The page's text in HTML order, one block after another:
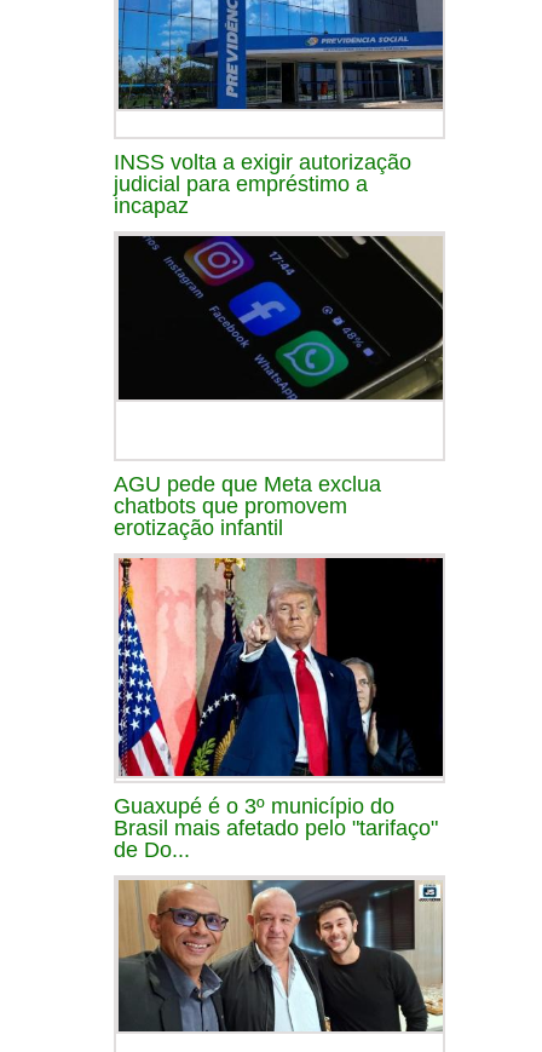
INSS volta a exigir autorização
judicial para empréstimo a
incapaz
AGU pede que Meta exclua
chatbots que promovem
erotização infantil
Guaxupé é o 3º município do
Brasil mais afetado pelo "tarifaço"
de Do...